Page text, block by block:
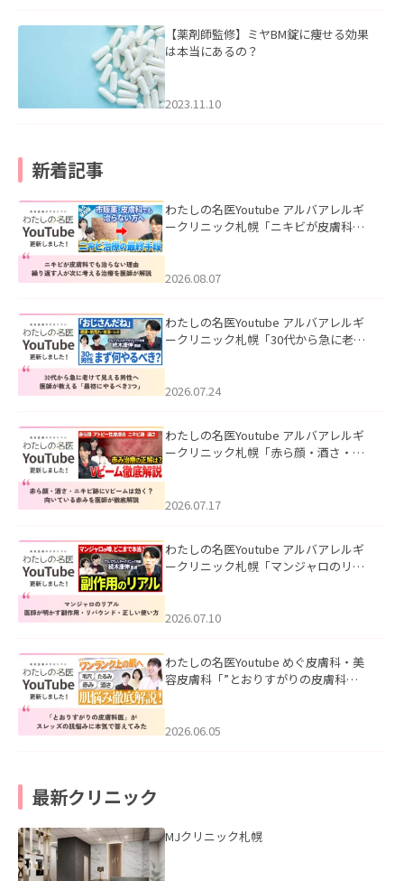
【薬剤師監修】ミヤBM錠に痩せる効果
は本当にあるの？
2023.11.10
新着記事
わたしの名医Youtube アルバアレルギ
ークリニック札幌「ニキビが皮膚科で
ました。
2026.08.07
わたしの名医Youtube アルバアレルギ
ークリニック札幌「30代から急に老け
た。
2026.07.24
わたしの名医Youtube アルバアレルギ
ークリニック札幌「赤ら顔・酒さ・ニ
した。
2026.07.17
わたしの名医Youtube アルバアレルギ
ークリニック札幌「マンジャロのリア
た。
2026.07.10
わたしの名医Youtube めぐ皮膚科・美
容皮膚科「”とおりすがりの皮膚科
2026.06.05
最新クリニック
MJクリニック札幌